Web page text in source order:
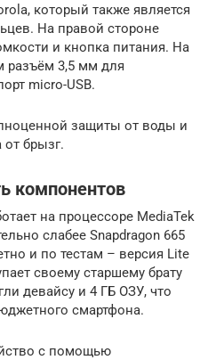
который также является
На правой стороне
и кнопка питания. На
разъём 3,5 мм для
micro-USB.
защиты от воды и
брызг.
компонентов
на процессоре MediaTek
слабее Snapdragon 665
и по тестам – версия Lite
своему старшему брату
девайсу и 4 ГБ ОЗУ, что
смартфона.
с помощью